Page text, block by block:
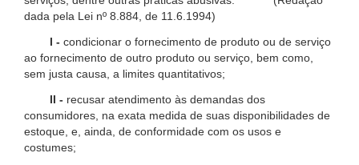
dada pela Lei nº 8.884, de 11.6.1994)
I - condicionar o fornecimento de produto ou de serviço
ao fornecimento de outro produto ou serviço, bem como,
sem justa causa, a limites quantitativos;
II - recusar atendimento às demandas dos
consumidores, na exata medida de suas disponibilidades de
estoque, e, ainda, de conformidade com os usos e
costumes;